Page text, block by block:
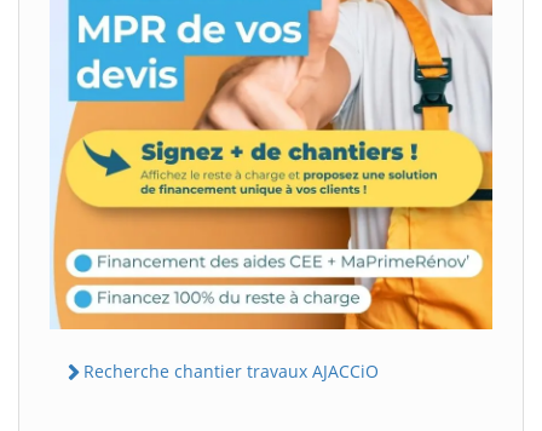
Recherche chantier travaux AJACCiO